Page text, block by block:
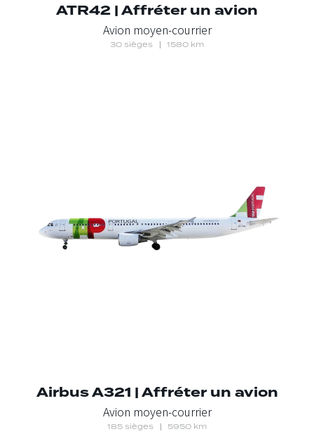
ATR42 | Affréter un avion
Avion moyen-courrier
30 sièges 1580 km
Airbus A321 | Affréter un avion
Avion moyen-courrier
185 sièges 5950 km